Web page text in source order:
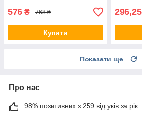
576 ₴ 768 ₴
Купити
296,25
Показати ще
Про нас
98% позитивних з 259 відгуків за рік